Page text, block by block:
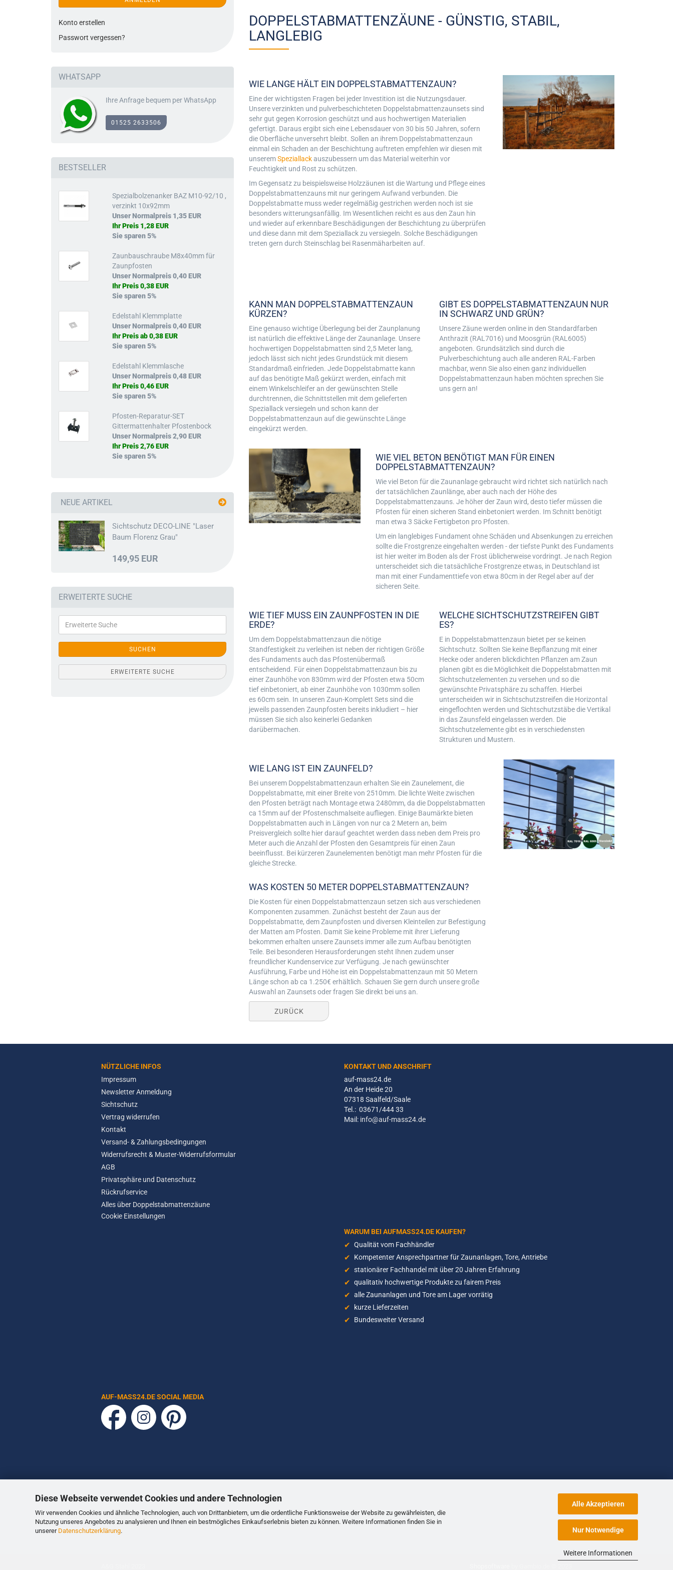
Diese Webseite verwendet Cookies und andere Technologien
Wir verwenden Cookies und ähnliche Technologien, auch von Drittanbietern, um die ordentliche Funktionsweise der Website zu gewährleisten, die
Nutzung unseres Angebotes zu analysieren und Ihnen ein bestmögliches Einkaufserlebnis bieten zu können. Weitere Informationen finden Sie in
unserer Datenschutzerklärung.
Alle Akzeptieren
Nur Notwendige
Weitere Informationen
DOPPELSTABMATTENZÄUNE - GÜNSTIG, STABIL,
LANGLEBIG
WIE LANGE HÄLT EIN DOPPELSTABMATTENZAUN?
Eine der wichtigsten Fragen bei jeder Investition ist die Nutzungsdauer.
Unsere verzinkten und pulverbeschichteten Doppelstabmattenzaunsets sind
sehr gut gegen Korrosion geschützt und aus hochwertigen Materialien
gefertigt. Daraus ergibt sich eine Lebensdauer von 30 bis 50 Jahren, sofern
die Oberfläche unversehrt bleibt. Sollen an ihrem Doppelstabmattenzaun
einmal ein Schaden an der Beschichtung auftreten empfehlen wir diesen mit
unseremSpeziallackauszubessern um das Material weiterhin vor
Feuchtigkeit und Rost zu schützen.
Im Gegensatz zu beispielsweise Holzzäunen ist die Wartung und Pflege eines
Doppelstabmattenzauns mit nur geringem Aufwand verbunden. Die
Doppelstabmatte muss weder regelmäßig gestrichen werden noch ist sie
besonders witterungsanfällig. Im Wesentlichen reicht es aus den Zaun hin
und wieder auf erkennbare Beschädigungen der Beschichtung zu überprüfen
und diese dann mit dem Speziallack zu versiegeln. Solche Beschädigungen
treten gern durch Steinschlag bei Rasenmäharbeiten auf.
KANN MAN DOPPELSTABMATTENZAUN
KÜRZEN?
Eine genauso wichtige Überlegung bei der Zaunplanung
ist natürlich die effektive Länge der Zaunanlage. Unsere
hochwertigen Doppelstabmatten sind 2,5 Meter lang,
jedoch lässt sich nicht jedes Grundstück mit diesem
Standardmaß einfrieden. Jede Doppelstabmatte kann
auf das benötigte Maß gekürzt werden, einfach mit
einem Winkelschleifer an der gewünschten Stelle
durchtrennen, die Schnittstellen mit dem gelieferten
Speziallack versiegeln und schon kann der
Doppelstabmattenzaun auf die gewünschte Länge
eingekürzt werden.
GIBT ES DOPPELSTABMATTENZAUN NUR
IN SCHWARZ UND GRÜN?
Unsere Zäune werden online in den Standardfarben
Anthrazit (RAL7016) und Moosgrün (RAL6005)
angeboten. Grundsätzlich sind durch die
Pulverbeschichtung auch alle anderen RAL-Farben
machbar, wenn Sie also einen ganz individuellen
Doppelstabmattenzaun haben möchten sprechen Sie
uns gern an!
WIE VIEL BETON BENÖTIGT MAN FÜR EINEN
DOPPELSTABMATTENZAUN?
Wie viel Beton für die Zaunanlage gebraucht wird richtet sich natürlich nach
der tatsächlichen Zaunlänge, aber auch nach der Höhe des
Doppelstabmattenzauns. Je höher der Zaun wird, desto tiefer müssen die
Pfosten für einen sicheren Stand einbetoniert werden. Im Schnitt benötigt
man etwa 3 Säcke Fertigbeton pro Pfosten.
Um ein langlebiges Fundament ohne Schäden und Absenkungen zu erreichen
sollte die Frostgrenze eingehalten werden - der tiefste Punkt des Fundaments
ist hier weiter im Boden als der Frost üblicherweise vordringt. Je nach Region
unterscheidet sich die tatsächliche Frostgrenze etwas, in Deutschland ist
man mit einer Fundamenttiefe von etwa 80cm in der Regel aber auf der
sicheren Seite.
WIE TIEF MUSS EIN ZAUNPFOSTEN IN DIE
ERDE?
Um dem Doppelstabmattenzaun die nötige
Standfestigkeit zu verleihen ist neben der richtigen Größe
des Fundaments auch das Pfostenübermaß
entscheidend. Für einen Doppelstabmattenzaun bis zu
einer Zaunhöhe von 830mm wird der Pfosten etwa 50cm
tief einbetoniert, ab einer Zaunhöhe von 1030mm sollen
es 60cm sein. In unseren Zaun-Komplett Sets sind die
jeweils passenden Zaunpfosten bereits inkludiert – hier
müssen Sie sich also keinerlei Gedanken
darübermachen.
WELCHE SICHTSCHUTZSTREIFEN GIBT
ES?
E in Doppelstabmattenzaun bietet per se keinen
Sichtschutz. Sollten Sie keine Bepflanzung mit einer
Hecke oder anderen blickdichten Pflanzen am Zaun
planen gibt es die Möglichkeit die Doppelstabmatten mit
Sichtschutzelementen zu versehen und so die
gewünschte Privatsphäre zu schaffen. Hierbei
unterscheiden wir in Sichtschutzstreifen die Horizontal
eingeflochten werden und Sichtschutzstäbe die Vertikal
in das Zaunsfeld eingelassen werden. Die
Sichtschutzelemente gibt es in verschiedensten
Strukturen und Mustern.
WIE LANG IST EIN ZAUNFELD?
Bei unserem Doppelstabmattenzaun erhalten Sie ein Zaunelement, die
Doppelstabmatte, mit einer Breite von 2510mm. Die lichte Weite zwischen
den Pfosten beträgt nach Montage etwa 2480mm, da die Doppelstabmatten
ca 15mm auf der Pfostenschmalseite aufliegen. Einige Baumärkte bieten
Doppelstabmatten auch in Längen von nur ca 2 Metern an, beim
Preisvergleich sollte hier darauf geachtet werden dass neben dem Preis pro
Meter auch die Anzahl der Pfosten den Gesamtpreis für einen Zaun
beeinflusst. Bei kürzeren Zaunelementen benötigt man mehr Pfosten für die
gleiche Strecke.
WAS KOSTEN 50 METER DOPPELSTABMATTENZAUN?
Die Kosten für einen Doppelstabmattenzaun setzen sich aus verschiedenen
Komponenten zusammen. Zunächst besteht der Zaun aus der
Doppelstabmatte, dem Zaunpfosten und diversen Kleinteilen zur Befestigung
der Matten am Pfosten. Damit Sie keine Probleme mit ihrer Lieferung
bekommen erhalten unsere Zaunsets immer alle zum Aufbau benötigten
Teile. Bei besonderen Herausforderungen steht Ihnen zudem unser
freundlicher Kundenservice zur Verfügung. Je nach gewünschter
Ausführung, Farbe und Höhe ist ein Doppelstabmattenzaun mit 50 Metern
Länge schon ab ca 1.250€ erhältlich. Schauen Sie gern durch unsere große
Auswahl an Zaunsets oder fragen Sie direkt bei uns an.
ZURÜCK
Konto erstellen
Passwort vergessen?
WHATSAPP
Ihre Anfrage bequem per WhatsApp
01525 2633506
BESTSELLER
Spezialbolzenanker BAZ M10-92/10 ,
verzinkt 10x92mm
Unser Normalpreis 1,35 EUR
Ihr Preis 1,28 EUR
Sie sparen 5%
Zaunbauschraube M8x40mm für
Zaunpfosten
Unser Normalpreis 0,40 EUR
Ihr Preis 0,38 EUR
Sie sparen 5%
Edelstahl Klemmplatte
Unser Normalpreis 0,40 EUR
Ihr Preis ab 0,38 EUR
Sie sparen 5%
Edelstahl Klemmlasche
Unser Normalpreis 0,48 EUR
Ihr Preis 0,46 EUR
Sie sparen 5%
Pfosten-Reparatur-SET
Gittermattenhalter Pfostenbock
Unser Normalpreis 2,90 EUR
Ihr Preis 2,76 EUR
Sie sparen 5%
NEUE ARTIKEL
Sichtschutz DECO-LINE "Laser
Baum Florenz Grau"
149,95 EUR
ERWEITERTE SUCHE
SUCHEN
ERWEITERTE SUCHE
NÜTZLICHE INFOS
Impressum
Newsletter Anmeldung
Sichtschutz
Vertrag widerrufen
Kontakt
Versand- & Zahlungsbedingungen
Widerrufsrecht & Muster-Widerrufsformular
AGB
Privatsphäre und Datenschutz
Rückrufservice
Alles über Doppelstabmattenzäune
Cookie Einstellungen
KONTAKT UND ANSCHRIFT
auf-mass24.de
An der Heide 20
07318 Saalfeld/Saale
Tel.: 03671/444 33
Mail: info@auf-mass24.de
WARUM BEI AUFMASS24.DE KAUFEN?
Qualität vom Fachhändler
Kompetenter Ansprechpartner für Zaunanlagen, Tore, Antriebe
stationärer Fachhandel mit über 20 Jahren Erfahrung
qualitativ hochwertige Produkte zu fairem Preis
alle Zaunanlagen und Tore am Lager vorrätig
kurze Lieferzeiten
Bundesweiter Versand
AUF-MASS24.DE SOCIAL MEDIA